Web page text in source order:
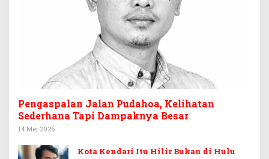
Pengaspalan Jalan Pudahoa, Kelihatan
Sederhana Tapi Dampaknya Besar
14 Mei 2026
Kota Kendari Itu Hilir Bukan di Hulu